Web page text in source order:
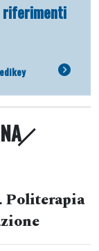
riferimenti
Politerapia